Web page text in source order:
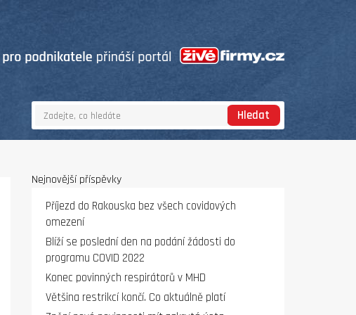
Hledat
Nejnovější příspěvky
Příjezd do Rakouska bez všech covidových
omezení
Blíží se poslední den na podání žádosti do
programu COVID 2022
Konec povinných respirátorů v MHD
Většina restrikcí končí. Co aktuálně platí